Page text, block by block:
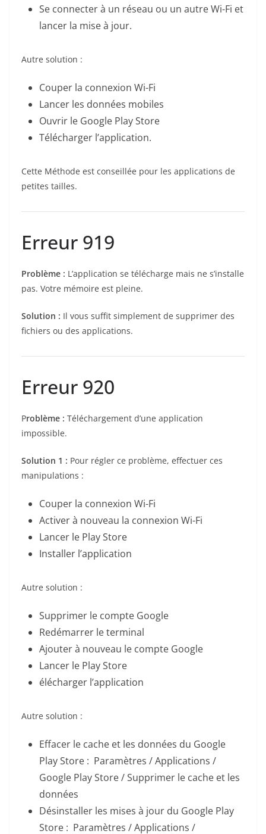
Se connecter à un réseau ou un autre Wi-Fi et
lancer la mise à jour.
Autre solution :
Couper la connexion Wi-Fi
Lancer les données mobiles
Ouvrir le Google Play Store
Télécharger l’application.
Cette Méthode est conseillée pour les applications de
petites tailles.
Erreur 919
Problème : L’application se télécharge mais ne s’installe
pas. Votre mémoire est pleine.
Solution : Il vous suffit simplement de supprimer des
fichiers ou des applications.
Erreur 920
Problème : Téléchargement d’une application
impossible.
Solution 1 : Pour régler ce problème, effectuer ces
manipulations :
Couper la connexion Wi-Fi
Activer à nouveau la connexion Wi-Fi
Lancer le Play Store
Installer l’application
Autre solution :
Supprimer le compte Google
Redémarrer le terminal
Ajouter à nouveau le compte Google
Lancer le Play Store
élécharger l’application
Autre solution :
Effacer le cache et les données du Google
Play Store : Paramètres / Applications /
Google Play Store / Supprimer le cache et les
données
Désinstaller les mises à jour du Google Play
Store : Paramètres / Applications /